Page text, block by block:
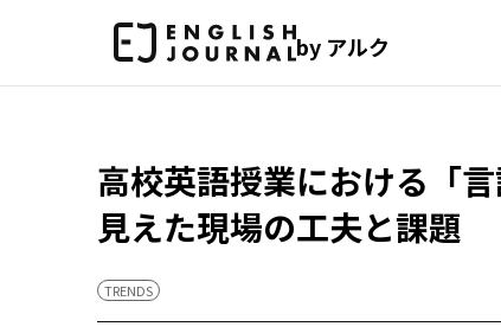
by アルク
高校英語授業における「
見えた現場の工夫と課題
TRENDS